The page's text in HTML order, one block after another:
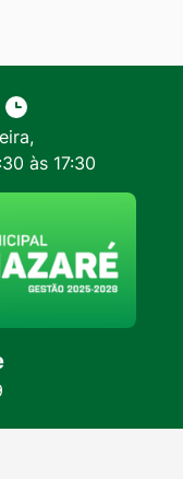
às 17:30